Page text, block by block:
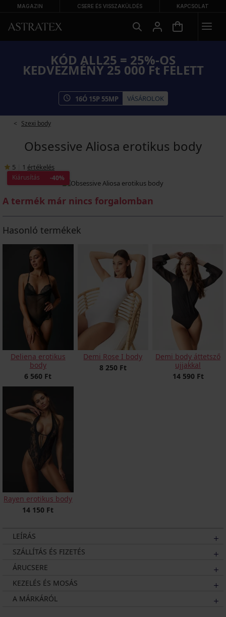
MAGAZIN CSERE ÉS VISSZAKÜLDÉS KAPCSOLAT
KÓD ALL25 = 25%-OS
KEDVEZMÉNY 25 000 Ft FELETT
16Ó 15P 55MP VÁSÁROLOK
Szexi body
Obsessive Aliosa erotikus body
5 1 értékelés
Kiárusítás -40%
A termék már nincs forgalomban
Hasonló termékek
Deliena erotikus
body
6 560 Ft
Demi Rose I body
8 250 Ft
Demi body áttetsző
ujjakkal
14 590 Ft
Rayen erotikus body
14 150 Ft
LEÍRÁS
SZÁLLÍTÁS ÉS FIZETÉS
ÁRUCSERE
KEZELÉS ÉS MOSÁS
A MÁRKÁRÓL